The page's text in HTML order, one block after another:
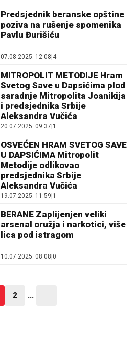
Predsjednik beranske opštine
poziva na rušenje spomenika
Pavlu Đurišiću
07.08.2025. 12:08|4
MITROPOLIT METODIJE Hram
Svetog Save u Dapsićima plod
saradnje Mitropolita Joanikija
i predsjednika Srbije
Aleksandra Vučića
20.07.2025. 09:37|1
OSVEĆEN HRAM SVETOG SAVE
U DAPSIĆIMA Mitropolit
Metodije odlikovao
predsjednika Srbije
Aleksandra Vučića
19.07.2025. 11:59|1
BERANE Zaplijenjen veliki
arsenal oružja i narkotici, više
lica pod istragom
10.07.2025. 08:08|0
2 ...